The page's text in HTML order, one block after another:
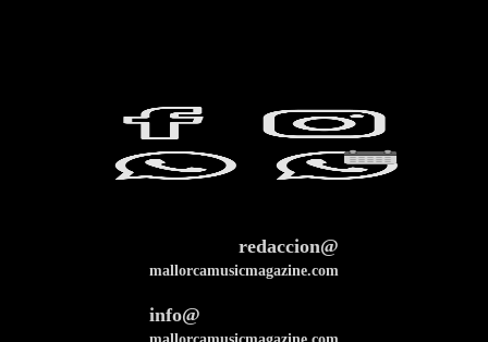
redaccion@
mallorcamusicmagazine.com
info@
mallorcamusicmagazine.com